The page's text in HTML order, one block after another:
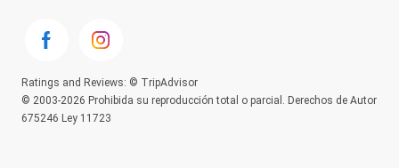
Ratings and Reviews: © TripAdvisor
© 2003-2026 Prohibida su reproducción total o parcial. Derechos de Autor
675246 Ley 11723